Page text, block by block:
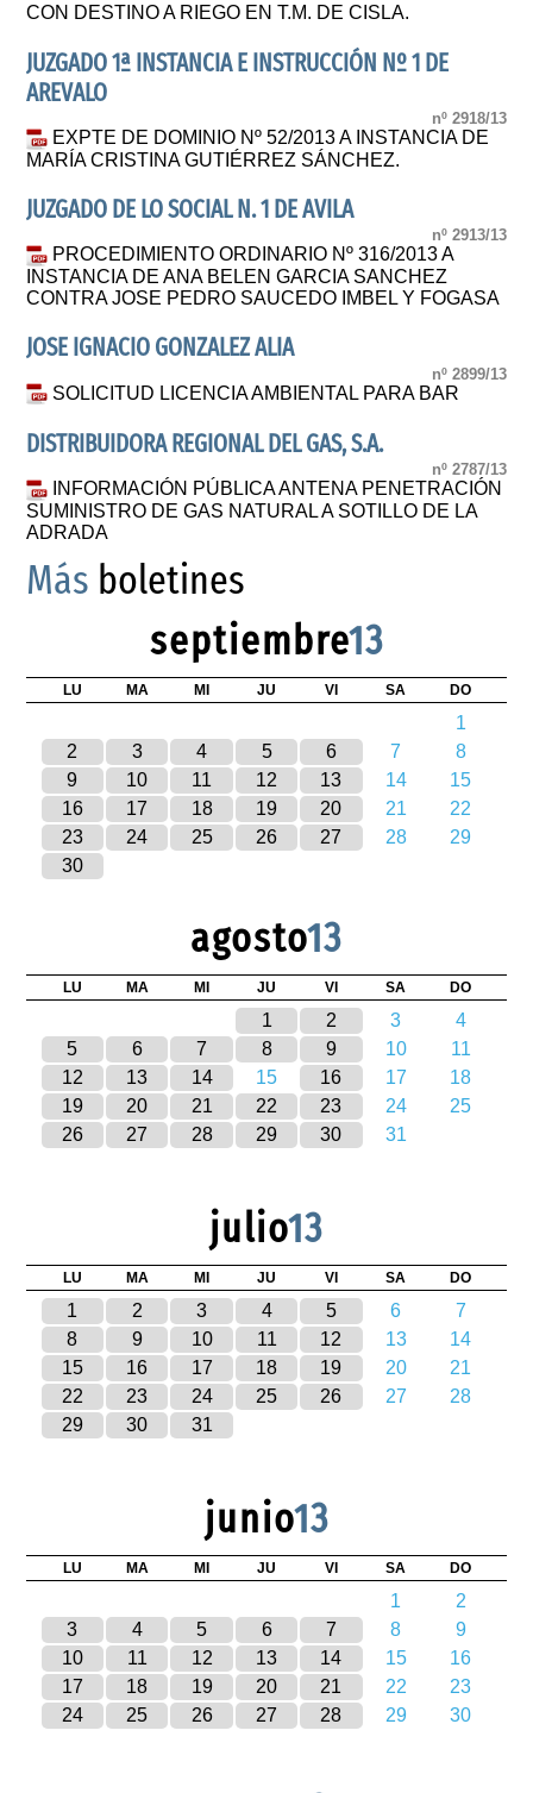
CON DESTINO A RIEGO EN T.M. DE CISLA.
JUZGADO 1ª INSTANCIA E INSTRUCCIÓN Nº 1 DE
AREVALO
nº 2918/13
EXPTE DE DOMINIO Nº 52/2013 A INSTANCIA DE
MARÍA CRISTINA GUTIÉRREZ SÁNCHEZ.
JUZGADO DE LO SOCIAL N. 1 DE AVILA
nº 2913/13
PROCEDIMIENTO ORDINARIO Nº 316/2013 A
INSTANCIA DE ANA BELEN GARCIA SANCHEZ
CONTRA JOSE PEDRO SAUCEDO IMBEL Y FOGASA
JOSE IGNACIO GONZALEZ ALIA
nº 2899/13
SOLICITUD LICENCIA AMBIENTAL PARA BAR
DISTRIBUIDORA REGIONAL DEL GAS, S.A.
nº 2787/13
INFORMACIÓN PÚBLICA ANTENA PENETRACIÓN
SUMINISTRO DE GAS NATURAL A SOTILLO DE LA
ADRADA
Más boletines
septiembre13
LU MA MI JU VI SA DO
1
2
3 4 5 6 7
8
9
10 11 12 13 14
15
16
17 18 19 20 21
22
23
24 25 26 27 28
29
30
agosto13
LU MA MI JU VI SA DO
1 2 3
4
5
6 7 8 9 10
11
12
13 14 15 16 17
18
19
20 21 22 23 24
25
26
27 28 29 30 31
julio13
LU MA MI JU VI SA DO
1 2 3 4 5 6
7
8
9 10 11 12 13
14
15
16 17 18 19 20
21
22
23 24 25 26 27
28
29
30 31
junio13
LU MA MI JU VI SA DO
1
2
3
4 5 6 7 8
9
10
11 12 13 14 15
16
17
18 19 20 21 22
23
24
25 26 27 28 29 30